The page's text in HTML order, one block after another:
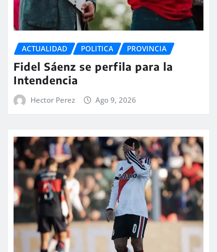
ACTUALIDAD POLITICA PROVINCIA
Fidel Sáenz se perfila para la
Intendencia
Hector Perez Ago 9, 2026